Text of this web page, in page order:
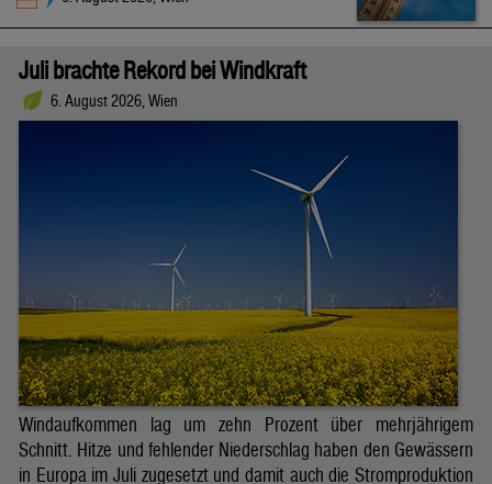
Juli brachte Rekord bei Windkraft
6. August 2026, Wien
Windaufkommen lag um zehn Prozent über mehrjährigem
Schnitt. Hitze und fehlender Niederschlag haben den Gewässern
in Europa im Juli zugesetzt und damit auch die Stromproduktion